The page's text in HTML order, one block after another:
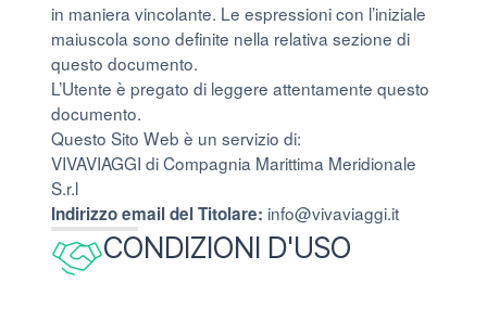
in maniera vincolante. Le espressioni con l’iniziale
maiuscola sono definite nella relativa sezione di
questo documento.
L’Utente è pregato di leggere attentamente questo
documento.
Questo Sito Web è un servizio di:
VIVAVIAGGI di Compagnia Marittima Meridionale
S.r.l
Indirizzo email del Titolare: info@vivaviaggi.it
CONDIZIONI D'USO